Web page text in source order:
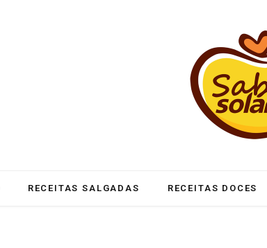
RECEITAS SALGADAS RECEITAS DOCES